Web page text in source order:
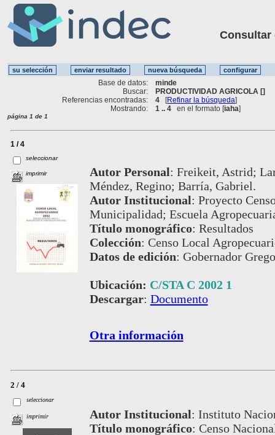
Consultar
Base de datos:
minde
Buscar:
PRODUCTIVIDAD AGRICOLA []
Referencias encontradas:
4 [Refinar la búsqueda]
Mostrando:
1 .. 4 en el formato [iaha]
página 1 de 1
1 / 4
seleccionar
imprimir Autor Personal: Freikeit, Astrid;
Méndez, Regino; Barría, Gabriel.
Autor Institucional: Proyecto
Municipalidad; Escuela
Título monográfico: Resultados
Colección: Censo Local
Datos de edición: Gobernador
Ubicación: C/STA C 2002 1
Descargar: Documento
Otra información
2 / 4
seleccionar
imprimir Autor Institucional: Instituto
Título monográfico: Censo